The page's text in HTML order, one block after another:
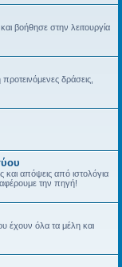
βοήθησε στην λειτουργία
δράσεις,
και απόψεις από ιστολόγια
την πηγή!
έχουν όλα τα μέλη και